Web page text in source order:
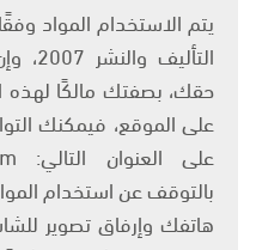
حقك، بصفتك مالكًا لهذه
على الموقع، فيمكنك
بالتوقف عن استخدام
هاتفك وإرفاق تصوير